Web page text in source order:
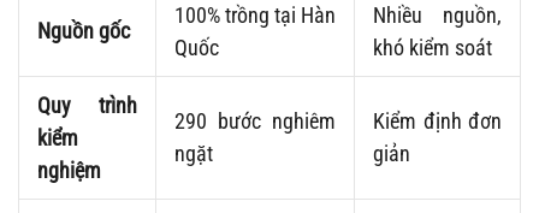
Nguồn gốc
100% trồng tại Hàn
Quốc
Nhiều nguồn,
khó kiểm soát
Quy trình
kiểm
nghiệm
290 bước nghiêm
ngặt
Kiểm định đơn
giản